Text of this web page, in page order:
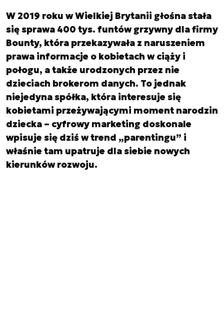
W 2019 roku w Wielkiej Brytanii głośna stała
się sprawa 400 tys. funtów grzywny dla firmy
Bounty, która przekazywała z naruszeniem
prawa informacje o kobietach w ciąży i
połogu, a także urodzonych przez nie
dzieciach brokerom danych. To jednak
niejedyna spółka, która interesuje się
kobietami przeżywającymi moment narodzin
dziecka – cyfrowy marketing doskonale
wpisuje się dziś w trend „parentingu” i
właśnie tam upatruje dla siebie nowych
kierunków rozwoju.